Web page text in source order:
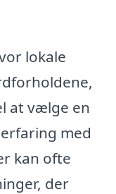
lokale
at vælge en
med
kan ofte
der